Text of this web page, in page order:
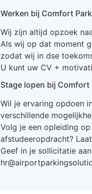
Werken bij Comfort
Wij zijn altijd opzoek
Als wij op dat moment
zodat wij in dse
U kunt uw CV +
Stage lopen bij Comfort
Wil je ervaring opdoen
verschillende
Volg je een opleiding
afstudeeropdracht?
Geef in je sollicitatie